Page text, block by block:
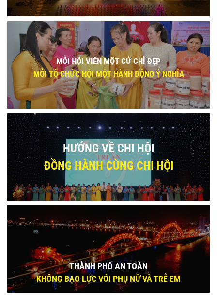
MỖI HỘI VIÊN MỘT CỬ CHỈ ĐẸP
MỖI TỔ CHỨC HỘI MỘT HÀNH ĐỘNG Ý NGHĨA
HƯỚNG VỀ CHI HỘI
ĐỒNG HÀNH CÙNG CHI HỘI
THÀNH PHỐ AN TOÀN
KHÔNG BẠO LỰC VỚI PHỤ NỮ VÀ TRẺ EM